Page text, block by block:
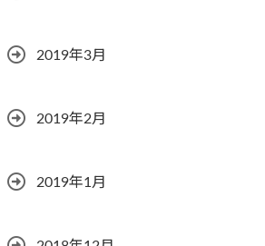
2019年3月
2019年2月
2019年1月